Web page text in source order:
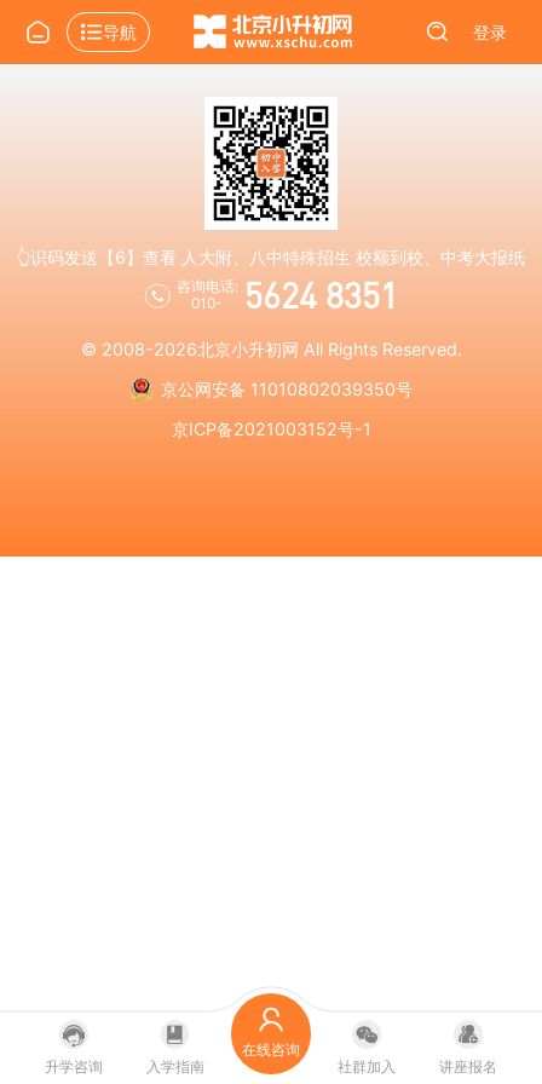
导航 登录
👆识码发送【6】查看 人大附、八中特殊招生 校额到校、中考大报纸
咨询电话:
010-
5624 8351
© 2008-2026北京小升初网 All Rights Reserved.
京公网安备 11010802039350号
京ICP备2021003152号-1
升学咨询 入学指南
在线咨询
社群加入
讲座报名